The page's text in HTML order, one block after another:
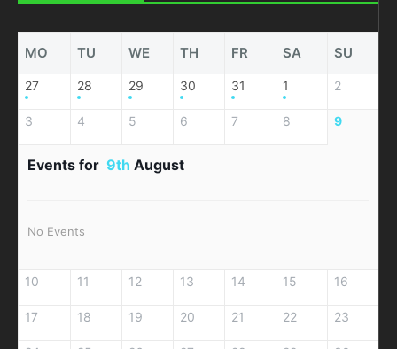
MO TU WE TH FR SA SU
27 28 29 30 31 1 2
3 4 5 6 7 8 9
Events for 9th August
No Events
10 11 12 13 14 15 16
17 18 19 20 21 22 23